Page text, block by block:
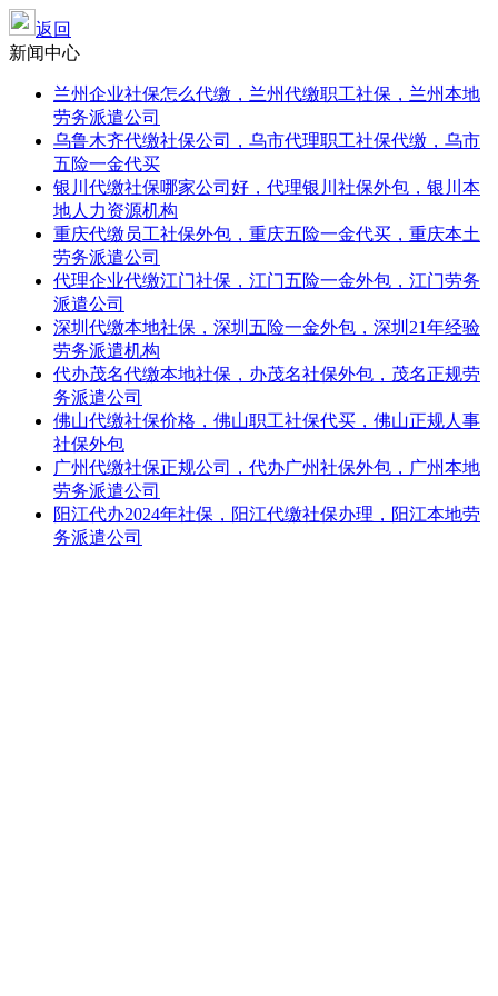
返回
新闻中心
兰州企业社保怎么代缴，兰州代缴职工社保，兰州本地
劳务派遣公司
乌鲁木齐代缴社保公司，乌市代理职工社保代缴，乌市
五险一金代买
银川代缴社保哪家公司好，代理银川社保外包，银川本
地人力资源机构
重庆代缴员工社保外包，重庆五险一金代买，重庆本土
劳务派遣公司
代理企业代缴江门社保，江门五险一金外包，江门劳务
派遣公司
深圳代缴本地社保，深圳五险一金外包，深圳21年经验
劳务派遣机构
代办茂名代缴本地社保，办茂名社保外包，茂名正规劳
务派遣公司
佛山代缴社保价格，佛山职工社保代买，佛山正规人事
社保外包
广州代缴社保正规公司，代办广州社保外包，广州本地
劳务派遣公司
阳江代办2024年社保，阳江代缴社保办理，阳江本地劳
务派遣公司